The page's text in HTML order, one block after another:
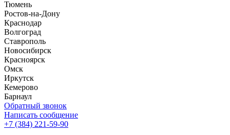
Тюмень
Ростов-на-Дону
Краснодар
Волгоград
Ставрополь
Новосибирск
Красноярск
Омск
Иркутск
Кемерово
Барнаул
Обратный звонок
Написать сообщение
+7 (384) 221-59-90